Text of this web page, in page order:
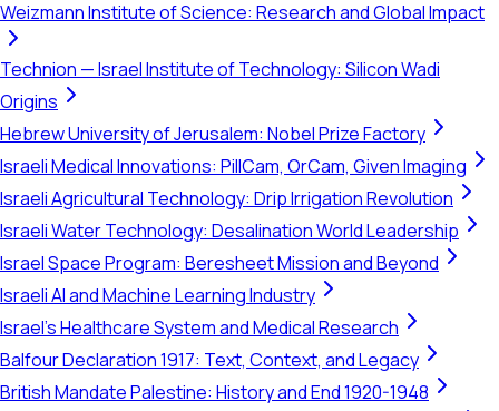
Weizmann Institute of Science: Research and Global Impact
Technion — Israel Institute of Technology: Silicon Wadi
Origins
Hebrew University of Jerusalem: Nobel Prize Factory
Israeli Medical Innovations: PillCam, OrCam, Given Imaging
Israeli Agricultural Technology: Drip Irrigation Revolution
Israeli Water Technology: Desalination World Leadership
Israel Space Program: Beresheet Mission and Beyond
Israeli AI and Machine Learning Industry
Israel's Healthcare System and Medical Research
Balfour Declaration 1917: Text, Context, and Legacy
British Mandate Palestine: History and End 1920-1948